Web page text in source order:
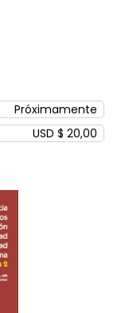
Próximamente
USD $ 20,00